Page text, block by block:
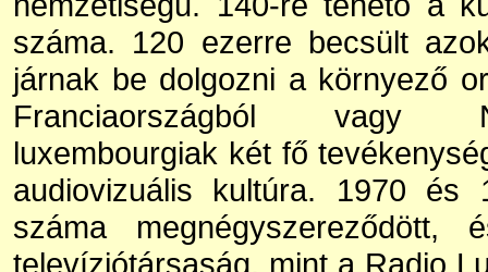
száma. 120 ezerre becsült
járnak be dolgozni a környező
Franciaországból vagy
luxembourgiak két fő
audiovizuális kultúra. 1970 és
száma
televíziótársaság, mint a Radio